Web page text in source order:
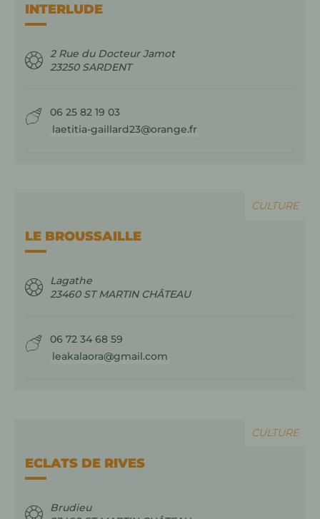
INTERLUDE
2 Rue du Docteur Jamot
23250 SARDENT
06 25 82 19 03
laetitia-gaillard23@orange.fr
LE BROUSSAILLE
Lagathe
23460 ST MARTIN CHÂTEAU
06 72 34 68 59
leakalaora@gmail.com
CULTURE
ECLATS DE RIVES
Brudieu
CULTURE